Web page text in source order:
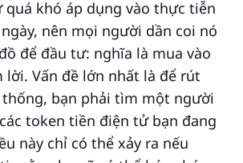
khó áp dụng vào thực tiễn
nên mọi người dần coi nó
để đầu tư: nghĩa là mua vào
lời. Vấn đề lớn nhất là để rút
bạn phải tìm một người
token tiền điện tử bạn đang
này chỉ có thể xảy ra nếu